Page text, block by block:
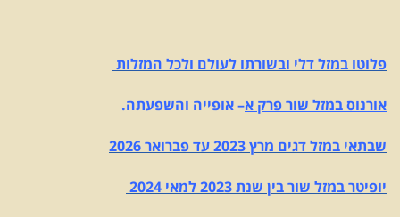
פלוטו במזל דלי ובשורתו לעולם ולכל המזלות
אורנוס במזל שור פרק א– אופייה והשפעתה.
שבתאי במזל דגים מרץ 2023 עד פברואר 2026
יופיטר במזל שור בין שנת 2023 למאי 2024